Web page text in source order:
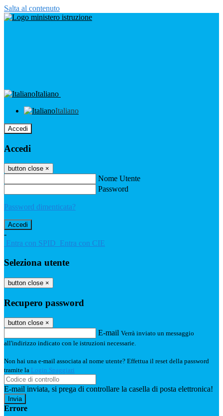
Salta al contenuto
Italiano
Italiano
Accedi
Accedi
button close ×
Nome Utente
Password
Password dimenticata?
-
Entra con SPID Entra con CIE
Seleziona utente
button close ×
Recupero password
button close ×
E-mail Verrà inviato un messaggio
all'indirizzo indicato con le istruzioni necessarie.
Non hai una e-mail associata al nome utente? Effettua il reset della password
tramite la Login Spaggiari
E-mail inviata, si prega di controllare la casella di posta elettronica!
Errore